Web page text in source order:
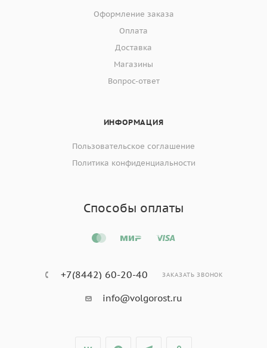
Оформление заказа
Оплата
Доставка
Магазины
Вопрос-ответ
ИНФОРМАЦИЯ
Пользовательское соглашение
Политика конфиденциальности
Способы оплаты
+7(8442) 60-20-40 ЗАКАЗАТЬ ЗВОНОК
info@volgorost.ru